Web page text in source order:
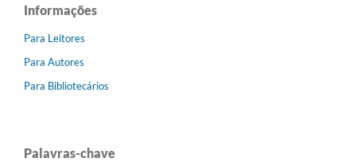
Informações
Para Leitores
Para Autores
Para Bibliotecários
Palavras-chave